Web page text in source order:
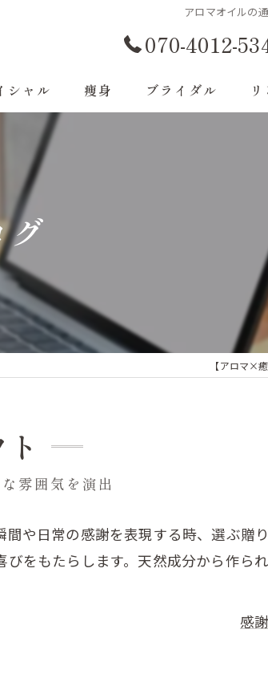
アロマオイルの
070-4012-
シャル 痩身 ブライダル
グ
【アロマ×
雰囲気を演出
や日常の感謝を表現する時、選ぶ贈
をもたらします。天然成分から作ら
感